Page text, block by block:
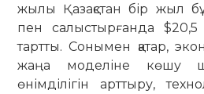
жылы Қазақстан бір жыл
пен салыстырғанда
тартты. Сонымен қатар,
жаңа моделіне көшу
өнімділігін арттыру,